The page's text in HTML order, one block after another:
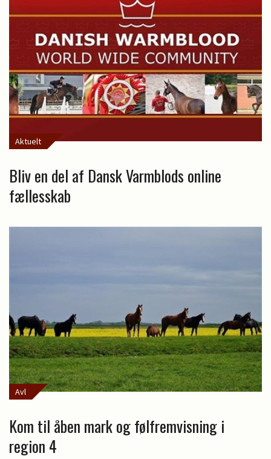
Aktuelt
Bliv en del af Dansk Varmblods online
fællesskab
Avl
Kom til åben mark og følfremvisning i
region 4